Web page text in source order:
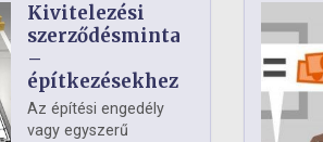
Kivitelezési
szerződésminta
–
építkezésekhez
Az építési engedély
vagy egyszerű